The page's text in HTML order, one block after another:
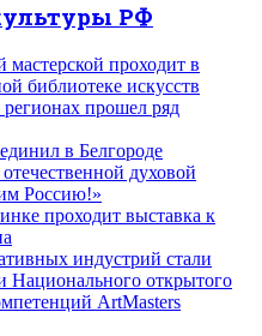
РФ
мастерской проходит в
библиотеке искусств
прошел ряд
в Белгороде
духовой
Россию!»
проходит выставка к
индустрий стали
Национального открытого
ArtMasters